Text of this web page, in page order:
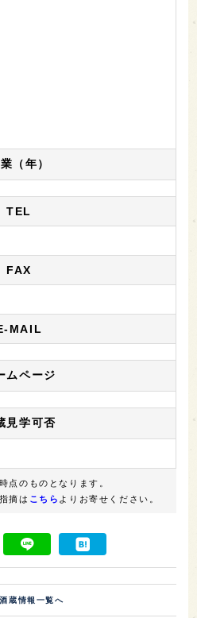
（年）
TEL
FAX
MAIL
ムページ
見学可否
点のものとなります。
摘は こちら よりお寄せください。
酒蔵情報一覧へ